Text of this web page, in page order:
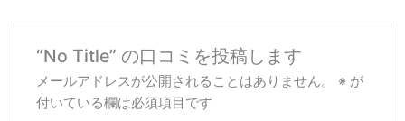
“No Title” の口コミを投稿します
メールアドレスが公開されることはありません。 ※ が
付いている欄は必須項目です